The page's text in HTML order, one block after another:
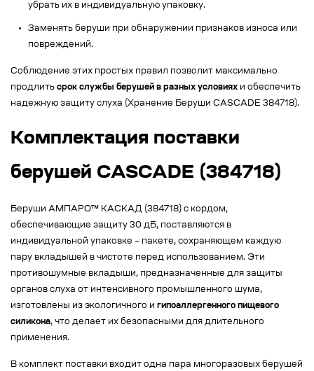
убрать их в индивидуальную упаковку.
Заменять беруши при обнаружении признаков износа или
повреждений.
Соблюдение этих простых правил позволит максимально
продлить срок службы берушей в разных условиях и обеспечить
надежную защиту слуха (Хранение Беруши CASCADE 384718).
Комплектация поставки
берушей CASCADE (384718)
Беруши АМПАРО™ КАСКАД (384718) с кордом,
обеспечивающие защиту 30 дБ, поставляются в
индивидуальной упаковке – пакете, сохраняющем каждую
пару вкладышей в чистоте перед использованием. Эти
противошумные вкладыши, предназначенные для защиты
органов слуха от интенсивного промышленного шума,
изготовлены из экологичного и гипоаллергенного пищевого
силикона, что делает их безопасными для длительного
применения.
В комплект поставки входит одна пара многоразовых берушей